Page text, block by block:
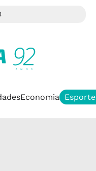
Economia